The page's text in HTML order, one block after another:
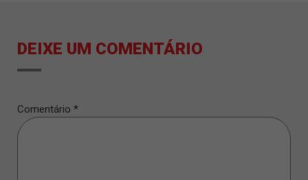
DEIXE UM COMENTÁRIO
Comentário *